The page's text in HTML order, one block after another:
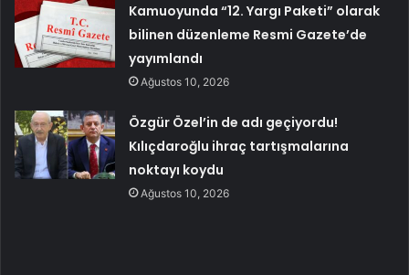
Kamuoyunda “12. Yargı Paketi” olarak
bilinen düzenleme Resmi Gazete’de
yayımlandı
Ağustos 10, 2026
Özgür Özel’in de adı geçiyordu!
Kılıçdaroğlu ihraç tartışmalarına
noktayı koydu
Ağustos 10, 2026